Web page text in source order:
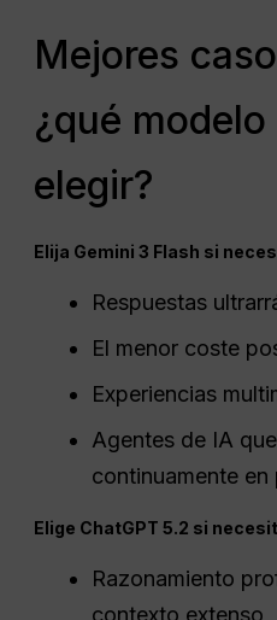
Mejores
¿qué
elegir?
Elija Gemini 3 Flash si
Respuestas
El menor coste
Experiencias
Agentes de IA
continuamente
Elige ChatGPT 5.2 si
Razonamiento
contexto extenso